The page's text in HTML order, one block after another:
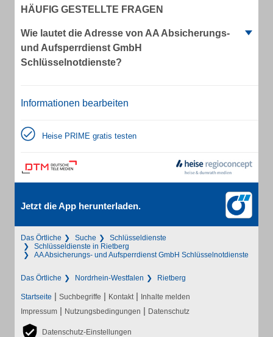
HÄUFIG GESTELLTE FRAGEN
Wie lautet die Adresse von AA Absicherungs-
und Aufsperrdienst GmbH
Schlüsselnotdienste?
Informationen bearbeiten
Heise PRIME gratis testen
Jetzt die App herunterladen.
Das Örtliche Suche
Schlüsseldienste
Schlüsseldienste in Rietberg
AA Absicherungs- und Aufsperrdienst GmbH Schlüsselnotdienste
Das Örtliche Nordrhein-Westfalen Rietberg
Startseite | Suchbegriffe | Kontakt | Inhalte melden
Impressum | Nutzungsbedingungen | Datenschutz
Datenschutz-Einstellungen